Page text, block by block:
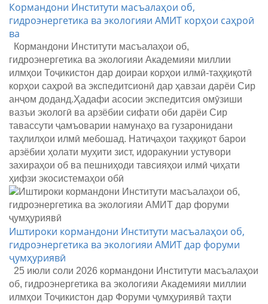
Кормандони Институти масъалаҳои об,
гидроэнергетика ва экологияи АМИТ корҳои саҳроӣ
ва
Кормандони Институти масъалаҳои об,
гидроэнергетика ва экологияи Академияи миллии
илмҳои Тоҷикистон дар доираи корҳои илмӣ-таҳқиқотӣ
корҳои саҳроӣ ва экспедитсионӣ дар ҳавзаи дарёи Сир
анҷом доданд.Ҳадафи асосии экспедитсия омӯзиши
вазъи экологӣ ва арзёбии сифати оби дарёи Сир
тавассути ҷамъоварии намунаҳо ва гузаронидани
таҳлилҳои илмӣ мебошад. Натиҷаҳои таҳқиқот барои
арзёбии ҳолати муҳити зист, идоракунии устувори
захираҳои об ва пешниҳоди тавсияҳои илмӣ ҷиҳати
ҳифзи экосистемаҳои обӣ
Иштироки кормандони Институти масъалаҳои об,
гидроэнергетика ва экологияи АМИТ дар форуми
ҷумҳуриявӣ
25 июли соли 2026 кормандони Институти масъалаҳои
об, гидроэнергетика ва экологияи Академияи миллии
илмҳои Тоҷикистон дар Форуми ҷумҳуриявӣ таҳти